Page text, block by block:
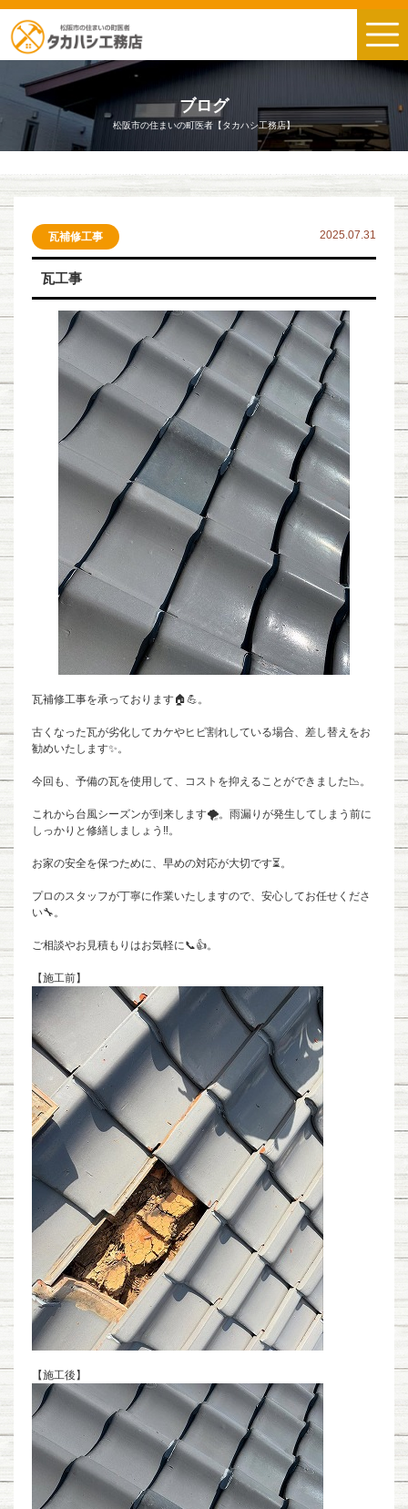
ブログ
松阪市の住まいの町医者【タカハシ工務店】
瓦補修工事 2025.07.31
瓦工事
瓦補修工事を承っております🏠💪。
古くなった瓦が劣化してカケやヒビ割れしている場合、差し替えをお
勧めいたします✨。
今回も、予備の瓦を使用して、コストを抑えることができました📉。
これから台風シーズンが到来します🌪️。雨漏りが発生してしまう前に
しっかりと修繕しましょう‼️。
お家の安全を保つために、早めの対応が大切です⏳。
プロのスタッフが丁寧に作業いたしますので、安心してお任せくださ
い🔧。
ご相談やお見積もりはお気軽に📞👍。
【施工前】
【施工後】